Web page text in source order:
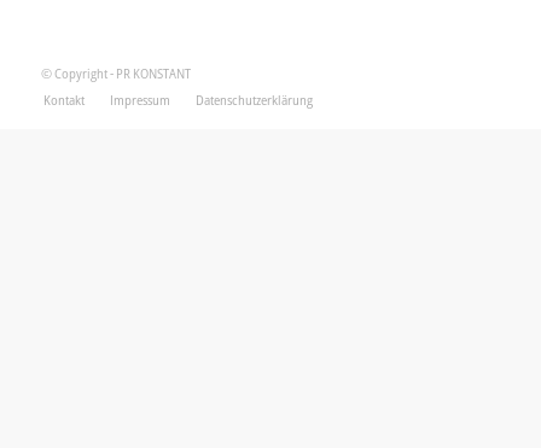
© Copyright - PR KONSTANT
Kontakt
Impressum Datenschutzerklärung